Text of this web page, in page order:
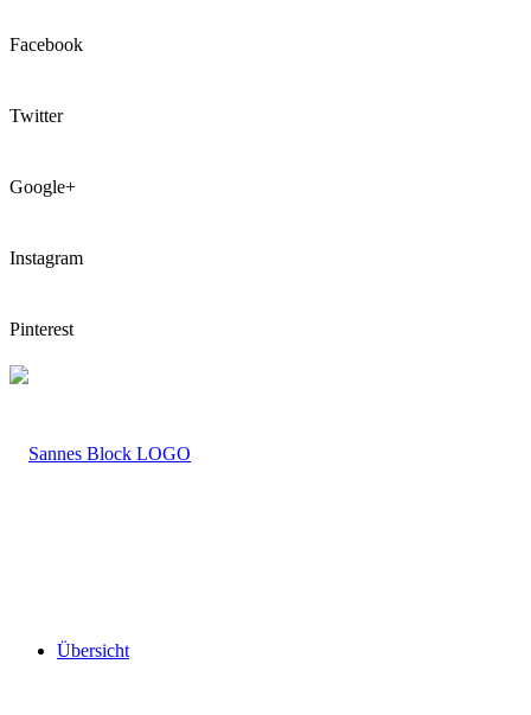
Facebook
Twitter
Google+
Instagram
Pinterest
LOGO
Übersicht